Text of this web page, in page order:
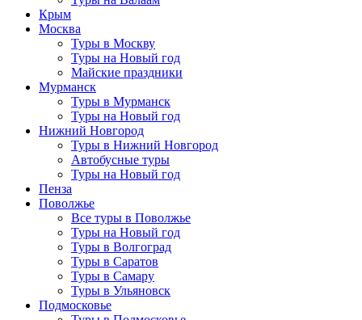
Крым
Москва
Туры в Москву
Туры на Новый год
Майские праздники
Мурманск
Туры в Мурманск
Туры на Новый год
Нижний Новгород
Туры в Нижний Новгород
Автобусные туры
Туры на Новый год
Пенза
Поволжье
Все туры в Поволжье
Туры на Новый год
Туры в Волгоград
Туры в Саратов
Туры в Самару
Туры в Ульяновск
Подмосковье